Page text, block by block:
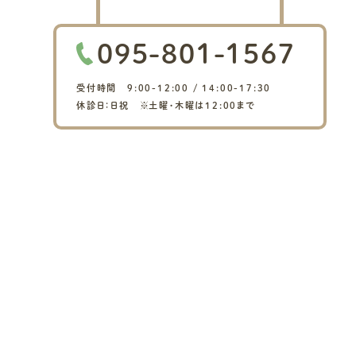
095-801-1567
受付時間 9:00-12:00 / 14:00-17:30
休診日：日祝 ※土曜・木曜は12:00まで